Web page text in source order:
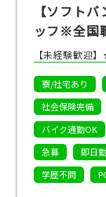
【ソフト
ッフ※全国
【未経験歓迎
寮/社宅あり
社会保険完備
バイク通勤OK
急募
即日
学歴不問